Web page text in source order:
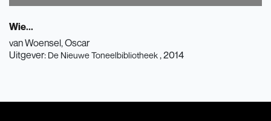
Wie...
van Woensel, Oscar
Uitgever: De Nieuwe Toneelbibliotheek , 2014